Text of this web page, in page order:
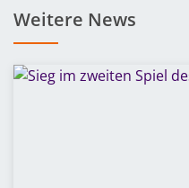
Weitere News